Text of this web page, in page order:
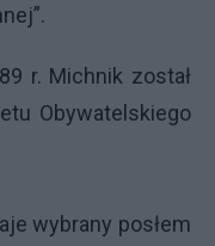
r. Michnik został
Obywatelskiego
wybrany posłem